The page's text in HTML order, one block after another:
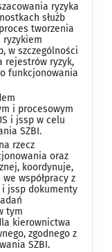
ryzyka
służb
tworzenia
w szczególności
rejestrów ryzyk,
funkcjonowania
i procesowym
i jssp w celu
SZBI.
rzecz
oraz
koordynuje,
współpracy z
i jssp dokumenty
tym
kierownictwa
zgodnego z
SZBI.